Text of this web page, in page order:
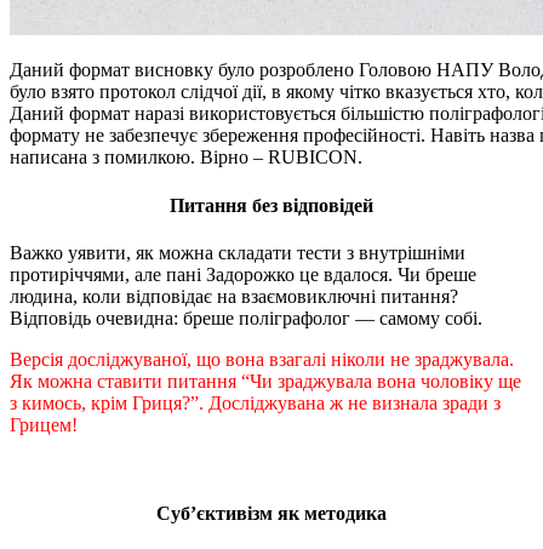
Даний формат висновку було розроблено Головою НАПУ
було взято протокол слідчої дії, в якому чітко вказується хто,
Даний формат наразі використовується більшістю
формату не забезпечує збереження професійності. Навіть
написана з помилкою. Вірно – RUBICON.
Питання без відповідей
Важко уявити, як можна складати тести з внутрішніми
протиріччями, але пані Задорожко це вдалося. Чи бреше
людина, коли відповідає на взаємовиключні питання?
Відповідь очевидна: бреше поліграфолог — самому собі.
Версія досліджуваної, що вона взагалі ніколи не зраджувала.
Як можна ставити питання “Чи зраджувала вона чоловіку ще
з кимось, крім Гриця?”. Досліджувана ж не визнала зради з
Грицем!
Суб’єктивізм як методика